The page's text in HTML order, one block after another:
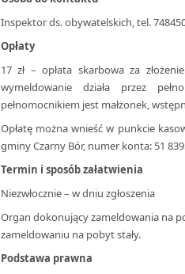
Inspektor ds. obywatelskich, tel.
Opłaty
17 zł – opłata skarbowa za
wymeldowanie działa przez
pełnomocnikiem jest małżonek,
Opłatę można wnieść w punkcie
gminy Czarny Bór, numer konta: 51
Termin i sposób załatwienia
Niezwłocznie – w dniu zgłoszenia
Organ dokonujący zameldowania na
zameldowaniu na pobyt stały.
Podstawa prawna